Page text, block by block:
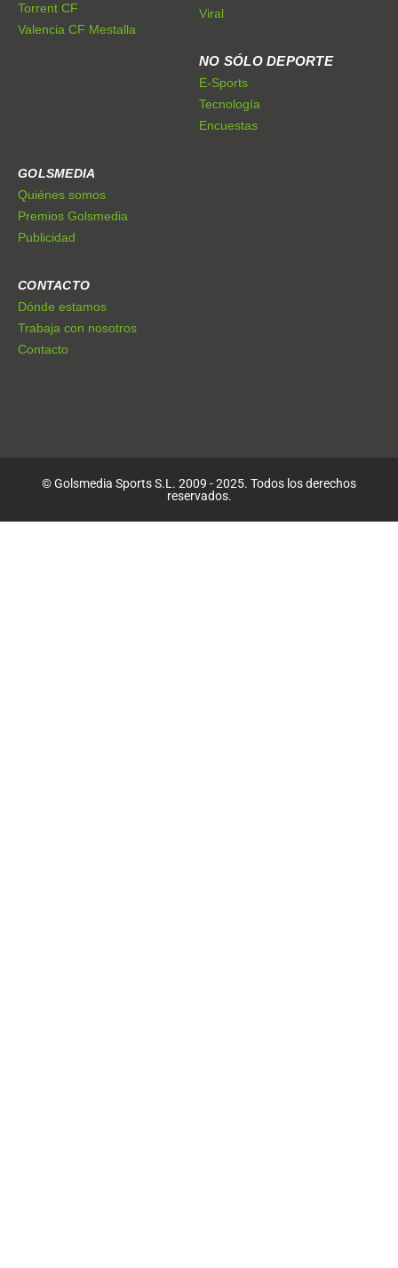
Torrent CF
Valencia CF Mestalla
Viral
NO SÓLO DEPORTE
E-Sports
Tecnología
Encuestas
GOLSMEDIA
Quiénes somos
Premios Golsmedia
Publicidad
CONTACTO
Dónde estamos
Trabaja con nosotros
Contacto
© Golsmedia Sports S.L. 2009 - 2025. Todos los derechos
reservados.